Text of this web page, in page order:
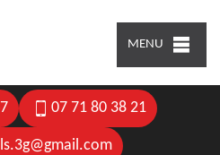
MENU
07 71 80 38 21